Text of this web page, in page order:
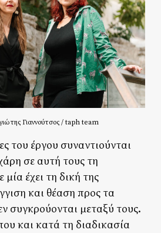
Γιαννούτσος / taph team
του έργου συναντιούνται
σε αυτή τους τη
έχει τη δική της
και θέαση προς τα
συγκρούονται μεταξύ τους.
και κατά τη διαδικασία